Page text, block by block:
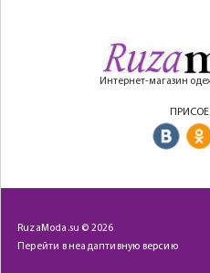
Интернет-магазин
RuzaModa.su © 2026
Перейти в неадаптивную версию